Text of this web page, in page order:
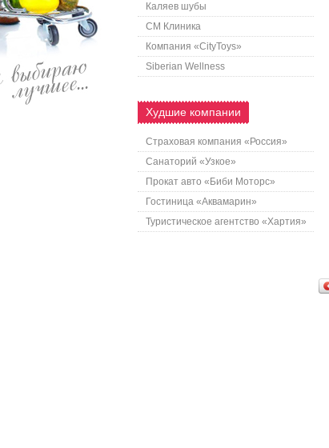
Каляев шубы
СМ Клиника
Компания «CityToys»
Siberian Wellness
Худшие компании
Страховая компания «Россия»
Санаторий «Узкое»
Прокат авто «Биби Моторс»
Гостиница «Аквамарин»
Туристическое агентство «Хартия»